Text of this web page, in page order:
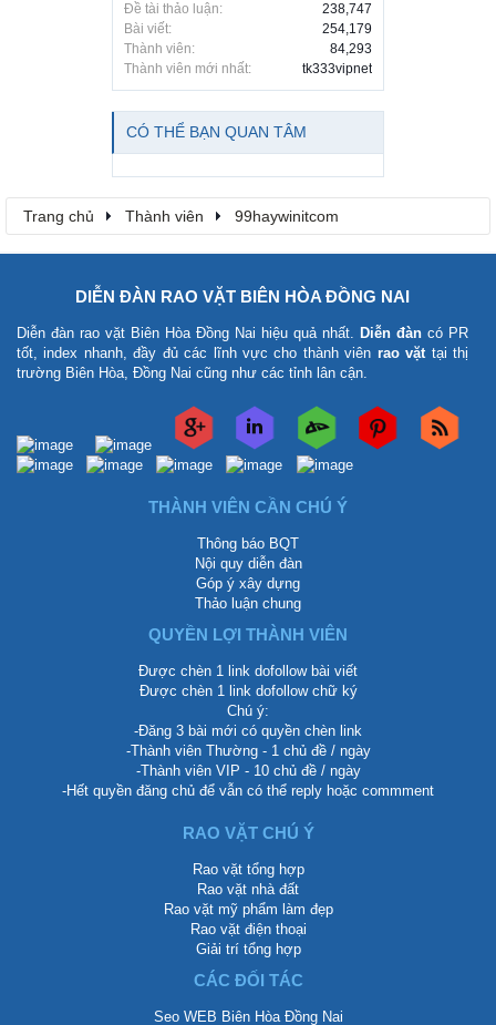
Đề tài thảo luận:
238,747
Bài viết:
254,179
Thành viên:
84,293
Thành viên mới nhất:
tk333vipnet
CÓ THỂ BẠN QUAN TÂM
Trang chủ Thành viên 99haywinitcom
DIỄN ĐÀN RAO VẶT BIÊN HÒA ĐỒNG NAI
Diễn đàn rao vặt Biên Hòa Đồng Nai hiệu quả nhất. Diễn đàn có PR
tốt, index nhanh, đầy đủ các lĩnh vực cho thành viên rao vặttại thị
trường Biên Hòa, Đồng Nai cũng như các tỉnh lân cận.
THÀNH VIÊN CẦN CHÚ Ý
Thông báo BQT
Nội quy diễn đàn
Góp ý xây dựng
Thảo luận chung
QUYỀN LỢI THÀNH VIÊN
Được chèn 1 link dofollow bài viết
Được chèn 1 link dofollow chữ ký
Chú ý:
-Đăng 3 bài mới có quyền chèn link
-Thành viên Thường - 1 chủ đề / ngày
-Thành viên VIP - 10 chủ đề / ngày
-Hết quyền đăng chủ để vẫn có thể reply hoặc commment
RAO VẶT CHÚ Ý
Rao vặt tổng hợp
Rao vặt nhà đất
Rao vặt mỹ phẩm làm đẹp
Rao vặt điện thoại
Giải trí tổng hợp
CÁC ĐỐI TÁC
Seo WEB Biên Hòa Đồng Nai